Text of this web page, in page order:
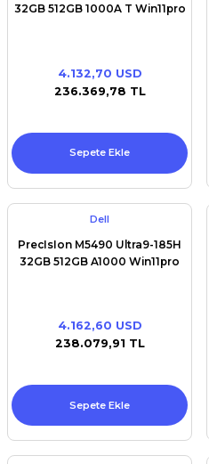
32GB 512GB 1000A T Win11pro
4.132,70 USD
236.369,78 TL
Sepete Ekle
Dell
PrecIsIon M5490 Ultra9-185H
32GB 512GB A1000 Win11pro
4.162,60 USD
238.079,91 TL
Sepete Ekle